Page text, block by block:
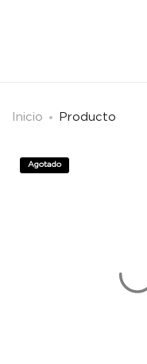
Inicio Producto
Agotado